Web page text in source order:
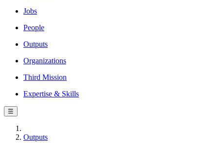
Jobs
People
Outputs
Organizations
Third Mission
Expertise & Skills
☰
Outputs